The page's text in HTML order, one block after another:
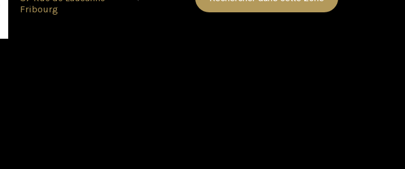
Fribourg